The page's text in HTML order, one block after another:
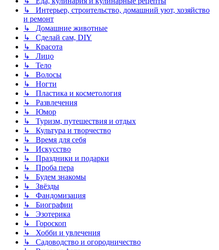
↳ Интерьер, строительство, домашний уют, хозяйство
и ремонт
↳ Домашние животные
↳ Сделай сам, DIY
↳ Красота
↳ Лицо
↳ Тело
↳ Волосы
↳ Ногти
↳ Пластика и косметология
↳ Развлечения
↳ Юмор
↳ Туризм, путешествия и отдых
↳ Культура и творчество
↳ Время для себя
↳ Искусство
↳ Праздники и подарки
↳ Проба пера
↳ Будем знакомы
↳ Звёзды
↳ Фандомизация
↳ Биографии
↳ Эзотерика
↳ Гороскоп
↳ Хобби и увлечения
↳ Садоводство и огородничество